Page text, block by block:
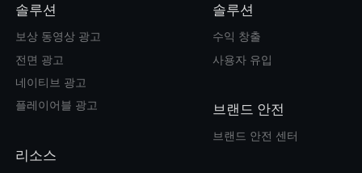
솔루션
보상 동영상 광고
전면 광고
네이티브 광고
플레이어블 광고
리소스
솔루션
수익 창출
사용자 유입
브랜드 안전
브랜드 안전 센터